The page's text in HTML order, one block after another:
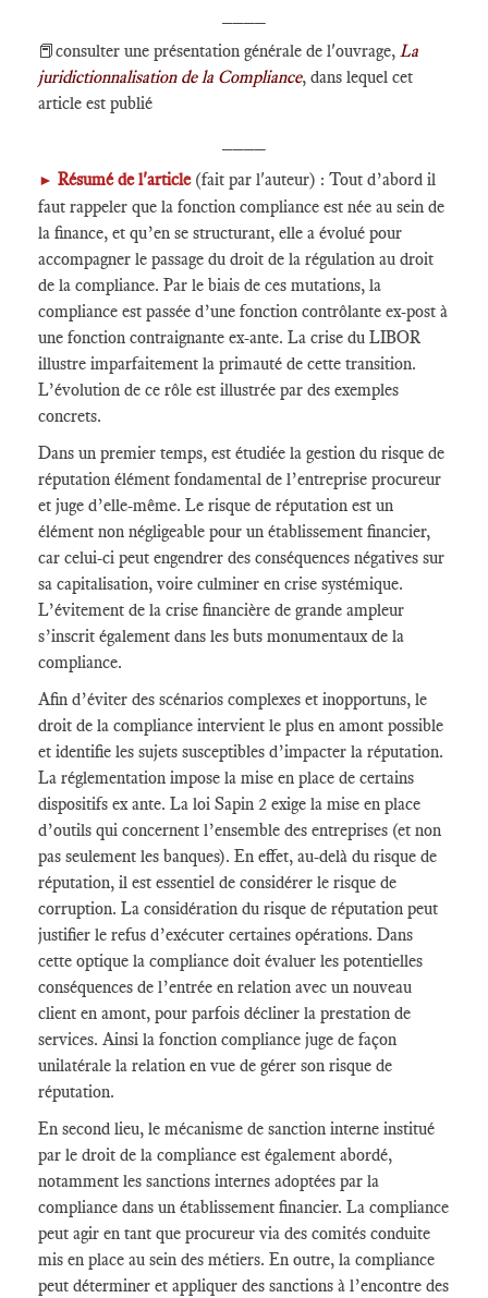
📕consulter une présentation générale de l'ouvrage, La
juridictionnalisation de la Compliance, dans lequel cet
article est publié
► Résumé de l'article (fait par l'auteur) : Tout d’abord il
faut rappeler que la fonction compliance est née au sein de
la finance, et qu’en se structurant, elle a évolué pour
accompagner le passage du droit de la régulation au droit
de la compliance. Par le biais de ces mutations, la
compliance est passée d’une fonction contrôlante ex-post à
une fonction contraignante ex-ante. La crise du LIBOR
illustre imparfaitement la primauté de cette transition.
L’évolution de ce rôle est illustrée par des exemples
concrets.
Dans un premier temps, est étudiée la gestion du risque de
réputation élément fondamental de l’entreprise procureur
et juge d’elle-même. Le risque de réputation est un
élément non négligeable pour un établissement financier,
car celui-ci peut engendrer des conséquences négatives sur
sa capitalisation, voire culminer en crise systémique.
L’évitement de la crise financière de grande ampleur
s’inscrit également dans les buts monumentaux de la
compliance.
Afin d’éviter des scénarios complexes et inopportuns, le
droit de la compliance intervient le plus en amont possible
et identifie les sujets susceptibles d’impacter la réputation.
La réglementation impose la mise en place de certains
dispositifs ex ante. La loi Sapin 2 exige la mise en place
d’outils qui concernent l’ensemble des entreprises (et non
pas seulement les banques). En effet, au-delà du risque de
réputation, il est essentiel de considérer le risque de
corruption. La considération du risque de réputation peut
justifier le refus d’exécuter certaines opérations. Dans
cette optique la compliance doit évaluer les potentielles
conséquences de l’entrée en relation avec un nouveau
client en amont, pour parfois décliner la prestation de
services. Ainsi la fonction compliance juge de façon
unilatérale la relation en vue de gérer son risque de
réputation.
En second lieu, le mécanisme de sanction interne institué
par le droit de la compliance est également abordé,
notamment les sanctions internes adoptées par la
compliance dans un établissement financier. La compliance
peut agir en tant que procureur via des comités conduite
mis en place au sein des métiers. En outre, la compliance
peut déterminer et appliquer des sanctions à l’encontre des